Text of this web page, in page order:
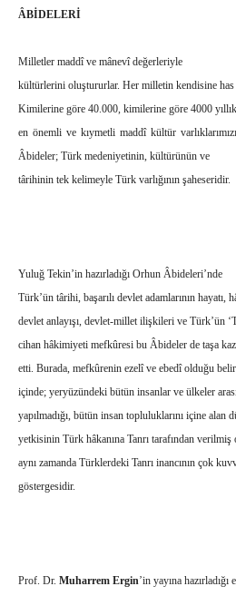
ÂBİDELERİ
Milletler maddî ve mânevî değerleriyle
kültürlerini oluştururlar. Her milletin kendisine has
Kimilerine göre 40.000, kimilerine göre 4000
en önemli ve kıymetli maddî kültür
Âbideler; Türk medeniyetinin, kültürünün ve
târihinin tek kelimeyle Türk varlığının şaheseridir.
Yuluğ Tekin’in hazırladığı Orhun Âbideleri’nde
Türk’ün târihi, başarılı devlet adamlarının hayatı,
devlet anlayışı, devlet-millet ilişkileri ve Türk’ün
cihan hâkimiyeti mefkûresi bu Âbideler de taşa
etti. Burada, mefkûrenin ezelî ve ebedî olduğu
içinde; yeryüzündeki bütün insanlar ve ülkeler
yapılmadığı, bütün insan topluluklarını içine alan
yetkisinin Türk hâkanına Tanrı tarafından verilmiş
aynı zamanda Türklerdeki Tanrı inancının çok
göstergesidir.
Prof. Dr. Muharrem Ergin’in yayına hazırladığı